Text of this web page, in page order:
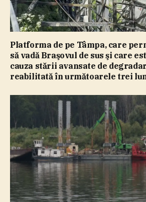
Platforma de pe Tâmpa, care
să vadă Braşovul de sus şi care
cauza stării avansate de
reabilitată în următoarele trei